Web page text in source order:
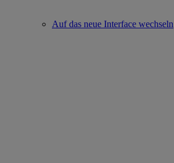
Auf das neue Interface wechseln